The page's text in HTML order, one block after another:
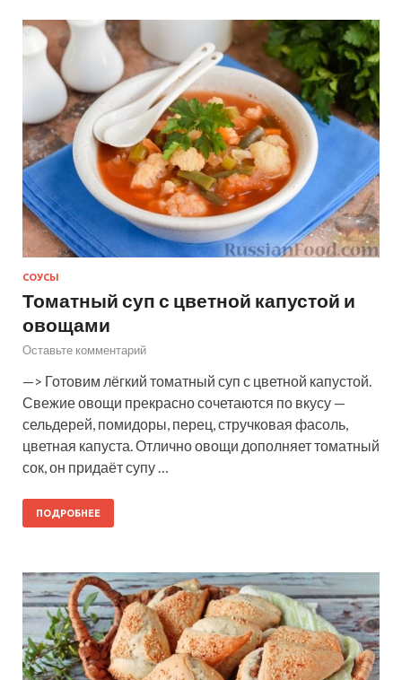
СОУСЫ
Томатный суп с цветной капустой и
овощами
Оставьте комментарий
—> Готовим лёгкий томатный суп с цветной капустой.
Свежие овощи прекрасно сочетаются по вкусу —
сельдерей, помидоры, перец, стручковая фасоль,
цветная капуста. Отлично овощи дополняет томатный
сок, он придаёт супу …
ПОДРОБНЕЕ